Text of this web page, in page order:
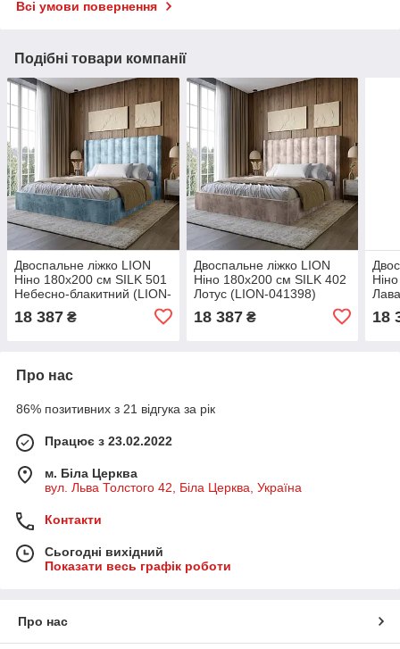
Всі умови повернення
Подібні товари компанії
Двоспальне ліжко LION
Ніно 180x200 см SILK 501
Небесно-блакитний (LION-
18 387 ₴
Двоспальне ліжко LION
Ніно 180x200 см SILK 402
Лотус (LION-041398)
18 387₴ 18
Про нас
86% позитивних з 21 відгука за рік
Працює з 23.02.2022
м. Біла Церква
вул. Льва Толстого 42, Біла Церква, Україна
Контакти
Сьогодні вихідний
Показати весь графік роботи
Про нас